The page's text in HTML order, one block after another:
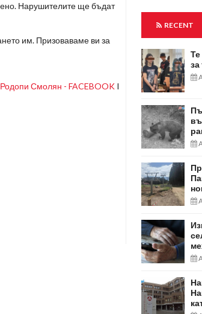
Нарушителите ще бъдат
им. Призоваваме ви за
Родопи Смолян - FACEBOOK I
RECENT
за